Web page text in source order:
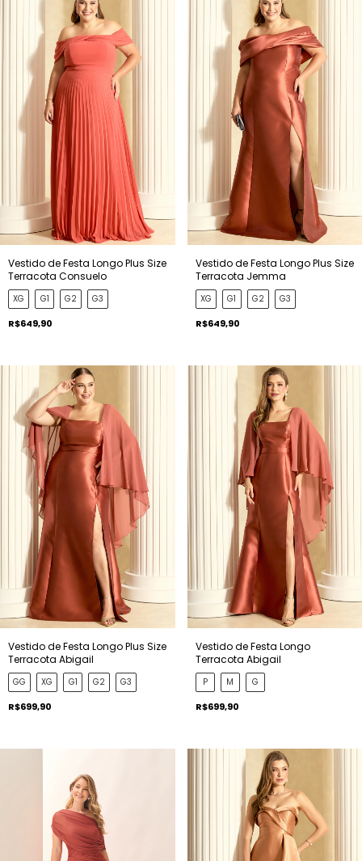
Vestido de Festa Longo Plus Size
Terracota Consuelo
XG G1 G2 G3
R$649,90
Vestido de Festa Longo Plus Size
Terracota Jemma
XG G1 G2 G3
R$649,90
Vestido de Festa Longo Plus Size
Terracota Abigail
GG XG G1 G2 G3
R$699,90
Vestido de Festa Longo
Terracota Abigail
P M G
R$699,90